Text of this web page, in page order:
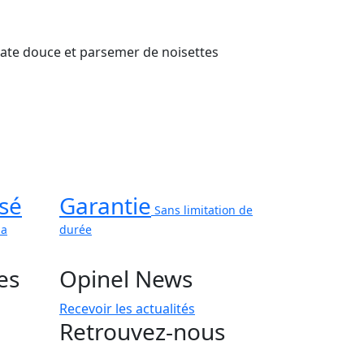
douce et parsemer de noisettes
Garantie Sans limitation de
durée
Opinel News
Recevoir les actualités
Retrouvez-nous